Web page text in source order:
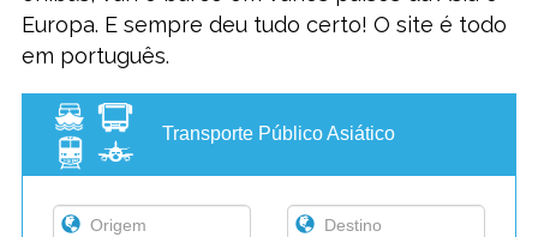
Europa. E sempre deu tudo certo! O site é todo
em português.
Transporte Público Asiático